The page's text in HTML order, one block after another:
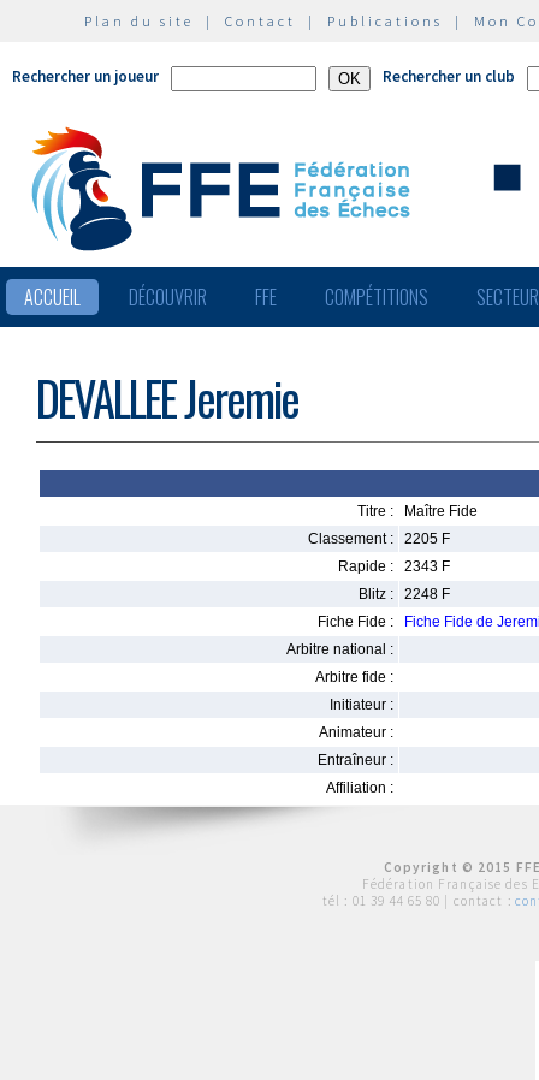
Plan du site | Contact | Publications | Mon
Rechercher un joueur Rechercher un club
ACCUEIL DÉCOUVRIR FFE COMPÉTITIONS
DEVALLEE Jeremie
Titre :
Maître Fide
Classement :
2205 F
Rapide :
2343 F
Blitz :
2248 F
Fiche Fide :
Fiche Fide de
Arbitre national :
Arbitre fide :
Initiateur :
Animateur :
Entraîneur :
Affiliation :
Copyright © 2015
Fédération Française des
tél : 01 39 44 65 80 | contact :